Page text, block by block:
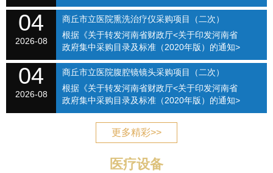
的通知》（商财购〔2020〕1号）和《商丘市立
医院关于修订招标采购流程的通知》（商立院字
【2021】...
04
2026-08
商丘市立医院熏洗治疗仪采购项目（二次）
（SQSLYY2026-076）
根据《关于转发河南省财政厅<关于印发河南省
政府集中采购目录及标准（2020年版）的通知>
的通知》（商财购〔2020〕1号）和《商丘市立
医院关于修订招标采购流程的通知》（商立院字
【2021】...
04
2026-08
商丘市立医院腹腔镜镜头采购项目（二次）
（SQSLYY2026-077）
根据《关于转发河南省财政厅<关于印发河南省
政府集中采购目录及标准（2020年版）的通知>
的通知》（商财购〔2020〕1号）和《商丘市立
医院关于修订招标采购流程的通知》（商立院字
更多精彩>>
医疗设备